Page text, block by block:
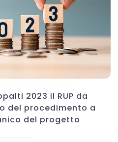
2023 il RUP da
del procedimento a
del progetto